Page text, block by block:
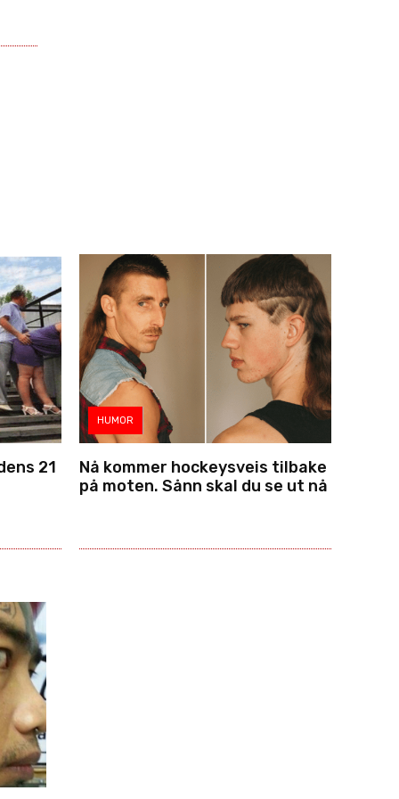
21
HUMOR
Nå kommer hockeysveis tilbake
på moten. Sånn skal du se ut nå